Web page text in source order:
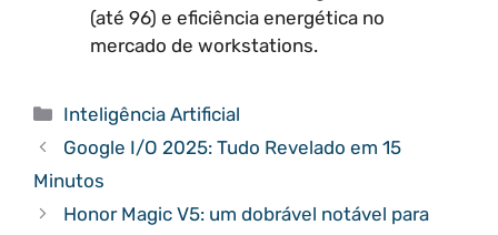
(até 96) e eficiência energética no
mercado de workstations.
Categorias
Inteligência Artificial
Google I/O 2025: Tudo Revelado em 15
Minutos
Honor Magic V5: um dobrável notável para